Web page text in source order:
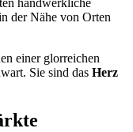
der Nähe von Orten
einer glorreichen
Sie sind das Herz